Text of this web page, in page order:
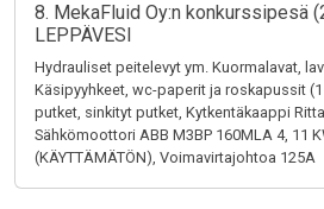
8. MekaFluid Oy:n konkurssipesä
LEPPÄVESI
Hydrauliset peitelevyt ym. Kuormalavat,
Käsipyyhkeet, wc-paperit ja roskapussit
putket, sinkityt putket, Kytkentäkaappi
Sähkömoottori ABB M3BP 160MLA 4, 11
(KÄYTTÄMÄTÖN), Voimavirtajohtoa 125A